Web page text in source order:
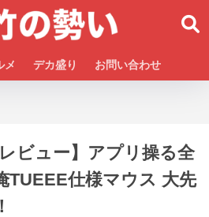
メ デカ盛り お問い合わせ
ビュー】アプリ操る全
TUEEE仕様マウス 大先